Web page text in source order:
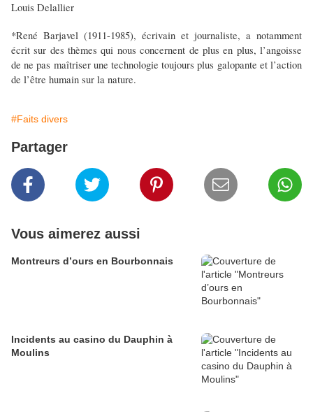
Louis Delallier
*René Barjavel (1911-1985), écrivain et journaliste, a notamment
écrit sur des thèmes qui nous concernent de plus en plus, l’angoisse
de ne pas maîtriser une technologie toujours plus galopante et l’action
de l’être humain sur la nature.
#Faits divers
Partager
Vous aimerez aussi
Montreurs d’ours en Bourbonnais
Incidents au casino du Dauphin à
Moulins